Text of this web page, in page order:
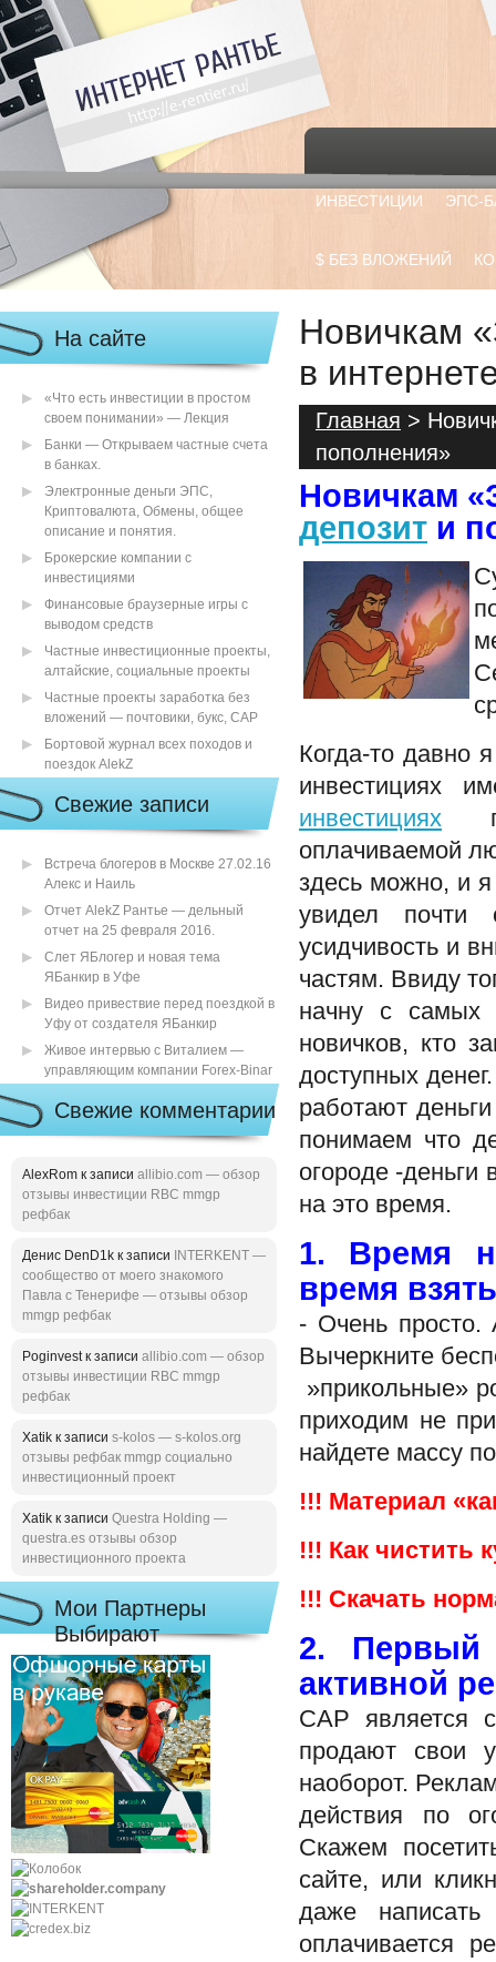
ИНВЕСТИЦИИ ЭПС-
$ БЕЗ ВЛОЖЕНИЙ
На сайте
«Что есть инвестиции в простом
своем понимании» — Лекция
Банки — Открываем частные счета
в банках.
Электронные деньги ЭПС,
Криптовалюта, Обмены, общее
описание и понятия.
Брокерские компании с
инвестициями
Финансовые браузерные игры с
выводом средств
Частные инвестиционные проекты,
алтайские, социальные проекты
Частные проекты заработка без
вложений — почтовики, букс, САР
Бортовой журнал всех походов и
поездок AlekZ
Свежие записи
Встреча блогеров в Москве 27.02.16
Алекс и Наиль
Отчет AlekZ Рантье — дельный
отчет на 25 февраля 2016.
Слет ЯБлогер и новая тема
ЯБанкир в Уфе
Видео привествие перед поездкой в
Уфу от создателя ЯБанкир
Живое интервью с Виталием —
управляющим компании Forex-Binar
Свежие комментарии
AlexRom к записи allibio.com — обзор
отзывы инвестиции RBC mmgp
рефбак
Денис DenD1k к записи
INTERKENT —
сообщество от моего знакомого
Павла с Тенерифе — отзывы обзор
mmgp рефбак
Poginvest к записи allibio.com — обзор
отзывы инвестиции RBC mmgp
рефбак
Xatik к записи s-kolos — s-kolos.org
отзывы рефбак mmgp социально
инвестиционный проект
Xatik к записи Questra Holding —
questra.es отзывы обзор
инвестиционного проекта
Мои Партнеры
Выбирают
Новичкам
в
Главная >
пополнения»
Новичкам
депозит и
Когда-то давно
инвестициях
инвестициях
оплачиваемой
здесь можно, и я
увидел почти
усидчивость и
частям. Ввиду
начну с самых
новичков, кто
доступных
работают
понимаем что
огороде -деньги
на это время.
1. Время
время
- Очень просто.
Вычеркните
»прикольные»
приходим не
найдете массу
!!! Материал
!!! Как чистить
!!! Скачать
2. Первый
активной
САР является
продают свои
наоборот.
действия по
Скажем
сайте, или
даже
оплачивается